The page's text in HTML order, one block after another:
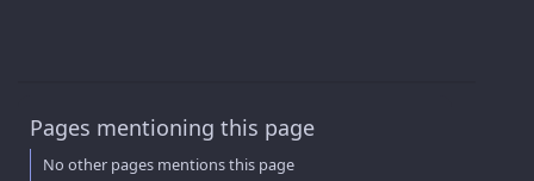
Pages mentioning this page
No other pages mentions this page